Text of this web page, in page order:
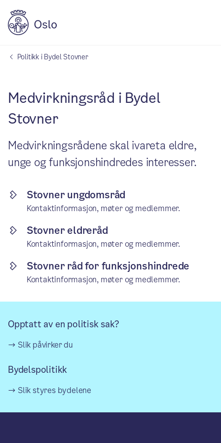
Politikk i Bydel Stovner
Medvirkningsråd i Bydel
Stovner
Medvirkningsrådene skal ivareta eldre,
unge og funksjonshindredes interesser.
Stovner ungdomsråd
Kontaktinformasjon, møter og medlemmer.
Stovner eldreråd
Kontaktinformasjon, møter og medlemmer.
Stovner råd for funksjonshindrede
Kontaktinformasjon, møter og medlemmer.
Opptatt av en politisk sak?
Slik påvirker du
Bydelspolitikk
Slik styres bydelene